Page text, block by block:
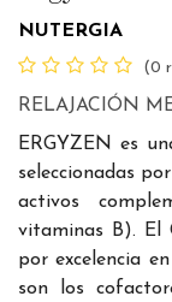
NUTERGIA
(0
RELAJACIÓN
ERGYZEN es
seleccionadas
activos
vitaminas B). El
por excelencia
son los